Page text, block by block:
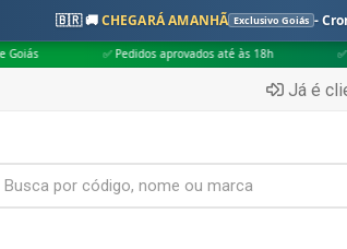
🇧🇷 🚚CHEGARÁ AMANHÃ Exclusivo Goiás -
✅ Pedidos aprovados até às 18h ✅ Apenas
Já é